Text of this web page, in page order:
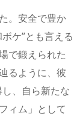
。安全で豊か
ケ”とも言える
で鍛えられた
るように、彼
、自ら新たな
ィム」として